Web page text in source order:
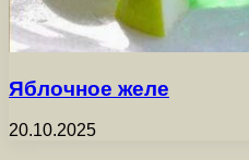
Яблочное желе
20.10.2025